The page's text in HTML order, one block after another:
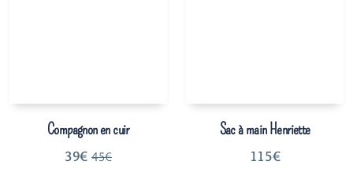
Compagnon en cuir
39€ 45€
Sac à main Henriette
115€